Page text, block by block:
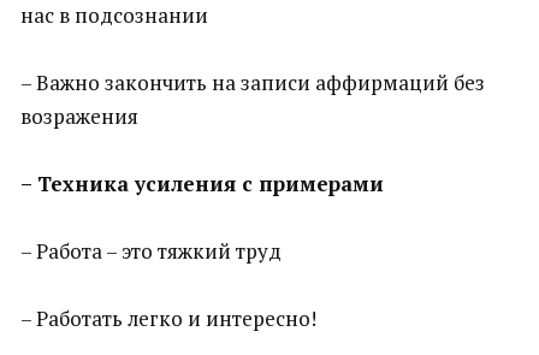
нас в подсознании
– Важно закончить на записи аффирмаций без
возражения
– Техника усиления с примерами
– Работа – это тяжкий труд
– Работать легко и интересно!